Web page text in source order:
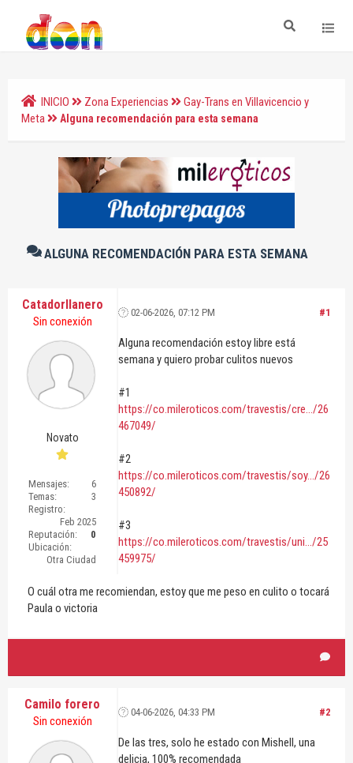
INICIO Zona Experiencias
Gay-Trans en Villavicencio y
Meta
Alguna recomendación para esta semana
ALGUNA RECOMENDACIÓN PARA ESTA SEMANA
Catadorllanero
Sin conexión
Novato
Mensajes:
6
Temas:
3
Registro:
Feb 2025
Reputación:
0
Ubicación:
Otra Ciudad
#1
02-06-2026, 07:12 PM
Alguna recomendación estoy libre está
semana y quiero probar culitos nuevos
#1
https://co.mileroticos.com/travestis/cre.../26
467049/
#2
https://co.mileroticos.com/travestis/soy.../26
450892/
#3
https://co.mileroticos.com/travestis/uni.../25
459975/
O cuál otra me recomiendan, estoy que me peso en culito o tocará
Paula o victoria
Camilo forero
Sin conexión
#2
04-06-2026, 04:33 PM
De las tres, solo he estado con Mishell, una
delicia, 100% recomendada